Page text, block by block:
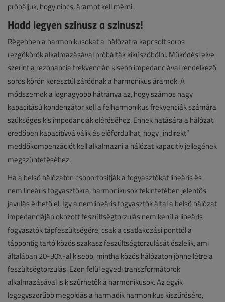
próbáljuk, hogy nincs, áramot kell mérni.
Hadd legyen szinusz a szinusz!
Régebben a harmonikusokat a hálózatra kapcsolt soros
rezgőkörök alkalmazásával próbálták kiküszöbölni. Működési elve
szerint a rezonancia frekvencián kisebb impedanciával rendelkező
soros körön keresztül záródnak a harmonikus áramok. A
módszernek a legnagyobb hátránya az, hogy számos nagy
kapacitású kondenzátor kell a felharmonikus frekvenciák számára
szükséges kis impedanciák eléréséhez. Ennek hatására a hálózat
eredőben kapacitívvá válik és előfordulhat, hogy „indirekt”
meddőkompenzációt kell alkalmazni a hálózat kapacitív jellegének
megszüntetéséhez.
Ha a belső hálózaton csoportosítják a fogyasztókat lineáris és
nem lineáris fogyasztókra, harmonikusok tekintetében jelentős
javulás érhető el. Így a nemlineáris fogyasztók által a belső hálózat
impedanciáján okozott feszültségtorzulás nem kerül a lineáris
fogyasztók tápfeszültségére, csak a csatlakozási ponttól a
táppontig tartó közös szakasz feszültségtorzulását észlelik, ami
általában 20-30%-al kisebb, mintha közös hálózaton jönne létre a
feszültségtorzulás. Ezen felül egyedi transzformátorok
alkalmazásával is kiszűrhetők a harmonikusok. Az egyik
legegyszerűbb megoldás a harmadik harmonikus kiszűrésére,